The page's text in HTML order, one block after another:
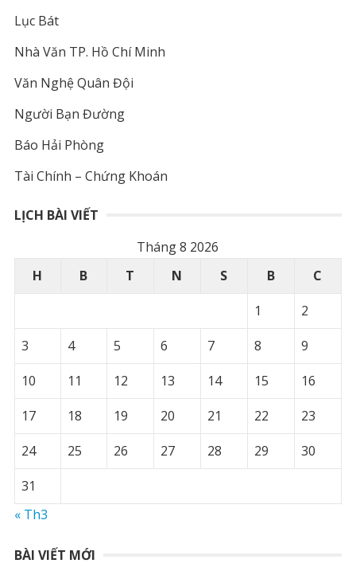
Lục Bát
Nhà Văn TP. Hồ Chí Minh
Văn Nghệ Quân Đội
Người Bạn Đường
Báo Hải Phòng
Tài Chính – Chứng Khoán
LỊCH BÀI VIẾT
Tháng 8 2026
H
B T N S B
C
1
2
3
4 5 6 7 8
9
10
11 12 13 14 15
16
17
18 19 20 21 22
23
24
25 26 27 28 29
30
31
« Th3
BÀI VIẾT MỚI